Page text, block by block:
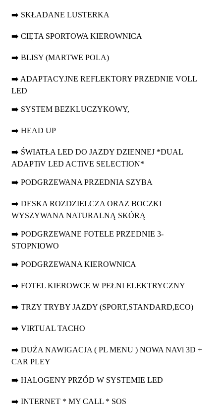
➡️ SKŁADANE LUSTERKA
➡️ CIĘTA SPORTOWA KIEROWNICA
➡️ BLISY (MARTWE POLA)
➡️ ADAPTACYJNE REFLEKTORY PRZEDNIE VOLL
LED
➡️ SYSTEM BEZKLUCZYKOWY,
➡️ HEAD UP
➡️ ŚWIATŁA LED DO JAZDY DZIENNEJ *DUAL
ADAPTiV LED ACTiVE SELECTION*
➡️ PODGRZEWANA PRZEDNIA SZYBA
➡️ DESKA ROZDZIELCZA ORAZ BOCZKI
WYSZYWANA NATURALNĄ SKÓRĄ
➡️ PODGRZEWANE FOTELE PRZEDNIE 3-
STOPNIOWO
➡️ PODGRZEWANA KIEROWNICA
➡️ FOTEL KIEROWCE W PEŁNI ELEKTRYCZNY
➡️ TRZY TRYBY JAZDY (SPORT,STANDARD,ECO)
➡️ VIRTUAL TACHO
➡️ DUŻA NAWIGACJA ( PL MENU ) NOWA NAVi 3D +
CAR PLEY
➡️ HALOGENY PRZÓD W SYSTEMIE LED
➡️ INTERNET * MY CALL * SOS